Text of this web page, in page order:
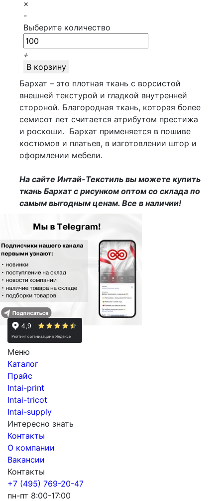
×
-
Выберите количество
+
В корзину
Бархат – это плотная ткань с ворсистой
внешней текстурой и гладкой внутренней
стороной. Благородная ткань, которая более
семисот лет считается атрибутом престижа
и роскоши. Бархат применяется в пошиве
костюмов и платьев, в изготовлении штор и
оформлении мебели.
На сайте Интай-Текстиль вы можете купить
ткань Бархат с рисунком оптом со склада по
самым выгодным ценам. Все в наличии!
Меню
Каталог
Прайс
Intai-print
Intai-tricot
Intai-supply
Интересно знать
Контакты
О компании
Вакансии
Контакты
+7 (495) 769-20-47
пн-пт 8:00-17:00